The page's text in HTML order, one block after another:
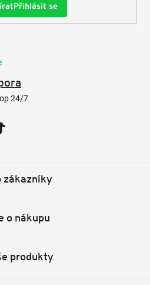
Přihlásit se
24/7
zákazníky
o nákupu
produkty